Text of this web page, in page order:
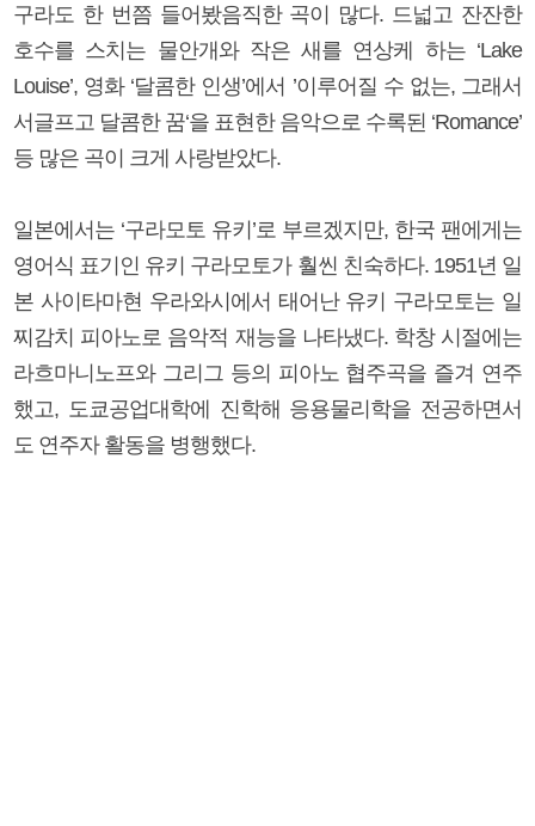
구라도 한 번쯤 들어봤음직한 곡이 많다. 드넓고 잔잔한
호수를 스치는 물안개와 작은 새를 연상케 하는 ‘Lake
Louise’, 영화 ‘달콤한 인생’에서 ’이루어질 수 없는, 그래서
서글프고 달콤한 꿈‘을 표현한 음악으로 수록된 ‘Romance’
등 많은 곡이 크게 사랑받았다.
일본에서는 ‘구라모토 유키’로 부르겠지만, 한국 팬에게는
영어식 표기인 유키 구라모토가 훨씬 친숙하다. 1951년 일
본 사이타마현 우라와시에서 태어난 유키 구라모토는 일
찌감치 피아노로 음악적 재능을 나타냈다. 학창 시절에는
라흐마니노프와 그리그 등의 피아노 협주곡을 즐겨 연주
했고, 도쿄공업대학에 진학해 응용물리학을 전공하면서
도 연주자 활동을 병행했다.